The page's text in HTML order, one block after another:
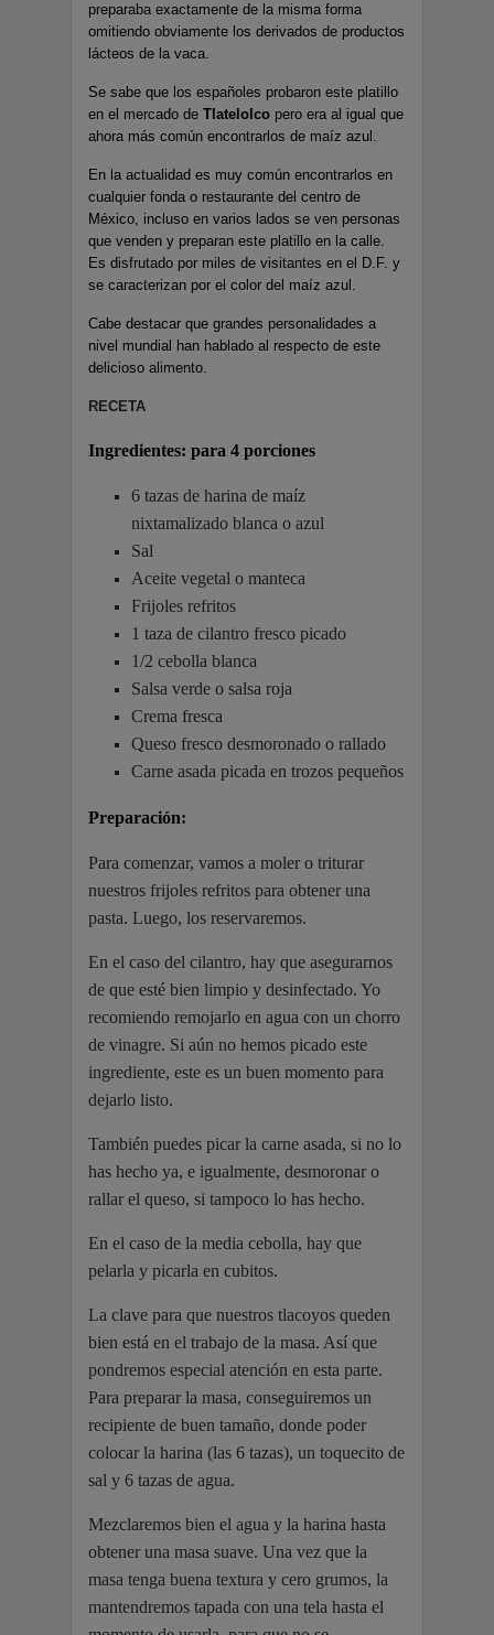
preparaba exactamente de la misma forma
omitiendo obviamente los derivados de productos
lácteos de la vaca.
Se sabe que los españoles probaron este platillo
en el mercado de Tlatelolco pero era al igual que
ahora más común encontrarlos de maíz azul.
En la actualidad es muy común encontrarlos en
cualquier fonda o restaurante del centro de
México, incluso en varios lados se ven personas
que venden y preparan este platillo en la calle.
Es disfrutado por miles de visitantes en el D.F. y
se caracterizan por el color del maíz azul.
Cabe destacar que grandes personalidades a
nivel mundial han hablado al respecto de este
delicioso alimento.
RECETA
Ingredientes: para 4 porciones
6 tazas de harina de maíz
nixtamalizado blanca o azul
Sal
Aceite vegetal o manteca
Frijoles refritos
1 taza de cilantro fresco picado
1/2 cebolla blanca
Salsa verde o salsa roja
Crema fresca
Queso fresco desmoronado o rallado
Carne asada picada en trozos pequeños
Preparación:
Para comenzar, vamos a moler o triturar
nuestros frijoles refritos para obtener una
pasta. Luego, los reservaremos.
En el caso del cilantro, hay que asegurarnos
de que esté bien limpio y desinfectado. Yo
recomiendo remojarlo en agua con un chorro
de vinagre. Si aún no hemos picado este
ingrediente, este es un buen momento para
dejarlo listo.
También puedes picar la carne asada, si no lo
has hecho ya, e igualmente, desmoronar o
rallar el queso, si tampoco lo has hecho.
En el caso de la media cebolla, hay que
pelarla y picarla en cubitos.
La clave para que nuestros tlacoyos queden
bien está en el trabajo de la masa. Así que
pondremos especial atención en esta parte.
Para preparar la masa, conseguiremos un
recipiente de buen tamaño, donde poder
colocar la harina (las 6 tazas), un toquecito de
sal y 6 tazas de agua.
Mezclaremos bien el agua y la harina hasta
obtener una masa suave. Una vez que la
masa tenga buena textura y cero grumos, la
mantendremos tapada con una tela hasta el